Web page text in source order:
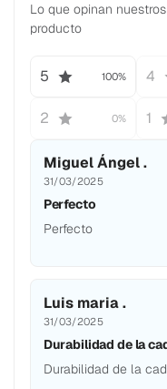
Lo que opinan
producto
5 100% 4
2 0% 1
Miguel Ángel .
31/03/2025
Perfecto
Perfecto
Luis maria .
31/03/2025
Durabilidad de la
Durabilidad de la